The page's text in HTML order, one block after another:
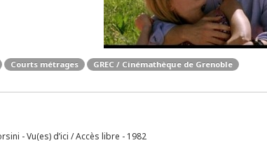
Courts métrages GREC / Cinémathèque de Grenoble
- Vu(es) d’ici / Accès libre - 1982